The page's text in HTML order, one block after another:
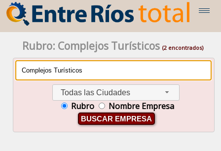
Rubro: Complejos Turísticos (2 encontrados)
Todas las Ciudades
Rubro Nombre Empresa
BUSCAR EMPRESA